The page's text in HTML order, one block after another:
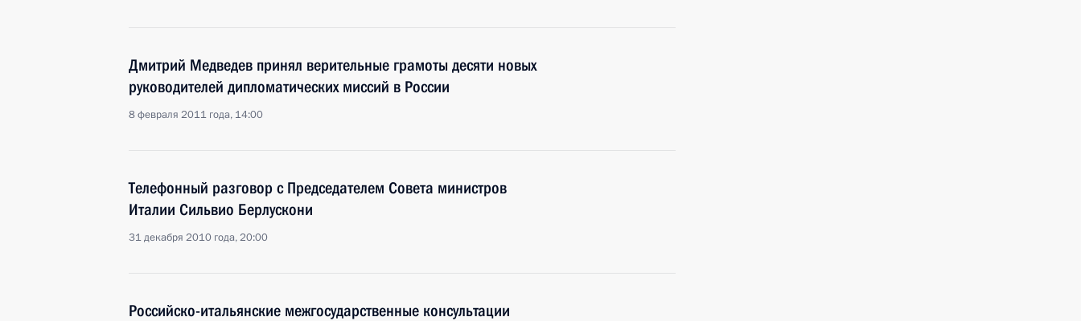
Дмитрий Медведев принял верительные грамоты десяти новых
руководителей дипломатических миссий в России
8 февраля 2011 года, 14:00
Телефонный разговор с Председателем Совета министров
Италии Сильвио Берлускони
31 декабря 2010 года, 20:00
Российско-итальянские межгосударственные консультации